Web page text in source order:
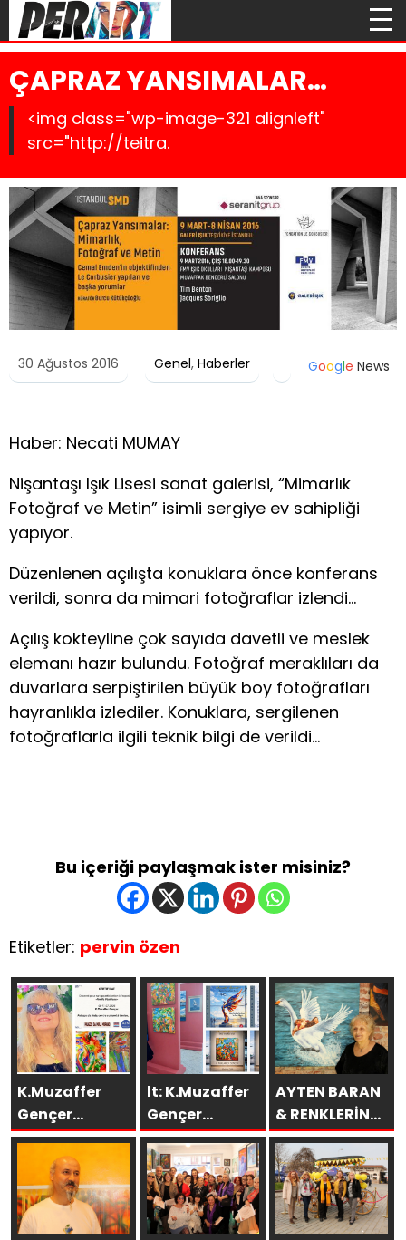
ÇAPRAZ YANSIMALAR…
<img class="wp-image-321 alignleft"
src="http://teitra.
30 Ağustos 2016 Genel, Haberler Google News
Haber: Necati MUMAY
Nişantaşı Işık Lisesi sanat galerisi, “Mimarlık
Fotoğraf ve Metin” isimli sergiye ev sahipliği
yapıyor.
Düzenlenen açılışta konuklara önce konferans
verildi, sonra da mimari fotoğraflar izlendi…
Açılış kokteyline çok sayıda davetli ve meslek
elemanı hazır bulundu. Fotoğraf meraklıları da
duvarlara serpiştirilen büyük boy fotoğrafları
hayranlıkla izlediler. Konuklara, sergilenen
fotoğraflarla ilgili teknik bilgi de verildi…
Bu içeriği paylaşmak ister misiniz?
Etiketler: pervin özen
K.Muzaffer
Gençer
Eserleri
İtalya’da
lt: K.Muzaffer
Gençer
Esenboğa TAV
Galeri’de
SAKÜDER İle
AYTEN BARAN
& RENKLERİN
DİLİ